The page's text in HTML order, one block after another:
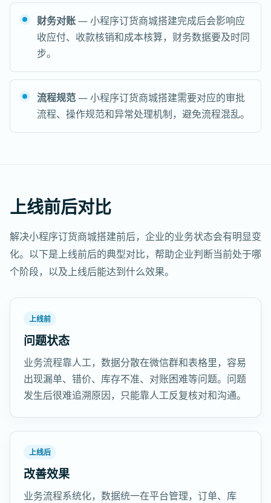
财务对账— 小程序订货商城搭建完成后会影响应
收应付、收款核销和成本核算，财务数据要及时同
步。
流程规范— 小程序订货商城搭建需要对应的审批
流程、操作规范和异常处理机制，避免流程混乱。
上线前后对比
解决小程序订货商城搭建前后，企业的业务状态会有明显变
化。以下是上线前后的典型对比，帮助企业判断当前处于哪
个阶段，以及上线后能达到什么效果。
上线前
问题状态
业务流程靠人工，数据分散在微信群和表格里，容易
出现漏单、错价、库存不准、对账困难等问题。问题
发生后很难追溯原因，只能靠人工反复核对和沟通。
上线后
改善效果
业务流程系统化，数据统一在平台管理，订单、库